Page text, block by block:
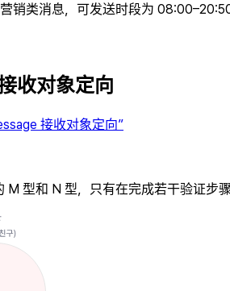
销类消息，可发送时段为 08:00–20:50
收对象定向
接收对象定向”
M 型和 N 型，只有在完成若干验证步